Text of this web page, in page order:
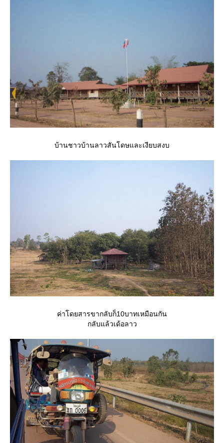
บ้านชาวบ้านลาวสันโดษและเงียบสงบ
ค่าโดยสารขากลับก็10บาทเหมือนกัน
กลับแล้วเด้อลาว